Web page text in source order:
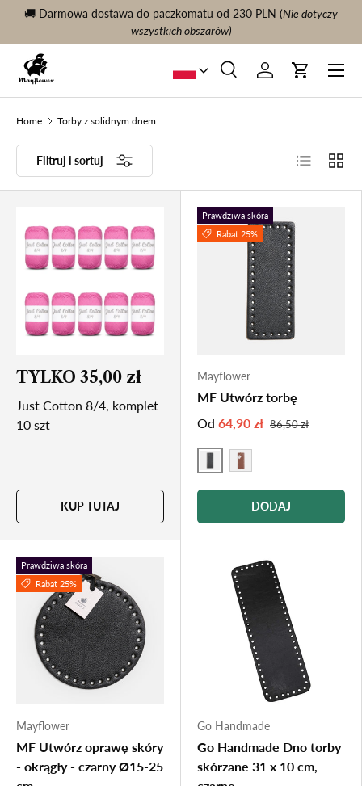
KONTYNUUJ TREŚĆ
🚚 Darmowa dostawa do paczkomatu od 230 PLN (Nie dotyczy
wszystkich obszarów)
Szukaj
SzukajZaloguj sie
Wóz
Menu
Home Torby z solidnym dnem
Filtruj i sortuj Lista Siatki
TYLKO 35,00 zł
Just Cotton 8/4, komplet
10 szt
KUP TUTAJ
Prawdziwa skóra
Rabat 25%
Mayflower
MF Utwórz torbę
Od 64,90 zł 86,50 zł
SORT
DODAJ
Prawdziwa skóra
Rabat 25%
Mayflower
MF Utwórz oprawę skóry
- okrągły - czarny Ø15-25
Go Handmade
Go Handmade Dno torby
skórzane 31 x 10 cm,